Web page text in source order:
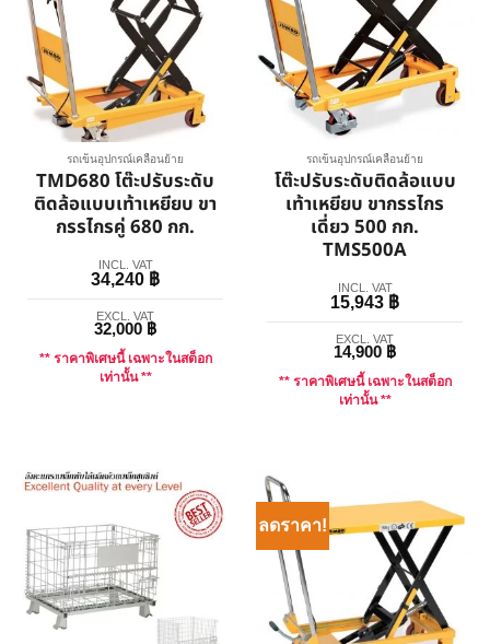
รถเข็นอุปกรณ์เคลื่อนย้าย
TMD680 โต๊ะปรับระดับ
ติดล้อแบบเท้าเหยียบ ขา
กรรไกรคู่ 680 กก.
INCL. VAT
34,240 ฿
EXCL. VAT
32,000 ฿
** ราคาพิเศษนี้ เฉพาะในสต็อก
เท่านั้น **
รถเข็นอุปกรณ์เคลื่อนย้าย
โต๊ะปรับระดับติดล้อแบบ
เท้าเหยียบ ขากรรไกร
เดี่ยว 500 กก.
TMS500A
INCL. VAT
15,943 ฿
EXCL. VAT
14,900 ฿
** ราคาพิเศษนี้ เฉพาะในสต็อก
เท่านั้น **
ลดราคา!